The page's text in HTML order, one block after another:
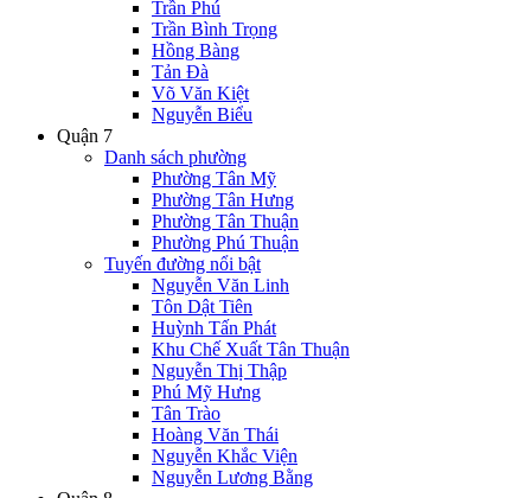
Trần Phú
Trần Bình Trọng
Hồng Bàng
Tản Đà
Võ Văn Kiệt
Nguyễn Biểu
Quận 7
Danh sách phường
Phường Tân Mỹ
Phường Tân Hưng
Phường Tân Thuận
Phường Phú Thuận
Tuyến đường nổi bật
Nguyễn Văn Linh
Tôn Dật Tiên
Huỳnh Tấn Phát
Khu Chế Xuất Tân Thuận
Nguyễn Thị Thập
Phú Mỹ Hưng
Tân Trào
Hoàng Văn Thái
Nguyễn Khắc Viện
Nguyễn Lương Bằng